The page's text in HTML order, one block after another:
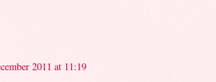
2011 at 11:19